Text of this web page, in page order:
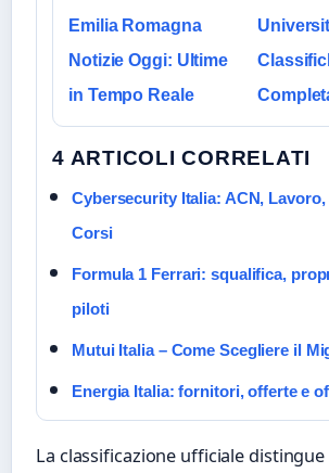
Emilia Romagna
Notizie Oggi: Ultime
in Tempo Reale
4 ARTICOLI CORRELATI
Cybersecurity Italia: ACN,
Corsi
Formula 1 Ferrari: squalifica,
piloti
Mutui Italia – Come Scegliere il
Energia Italia: fornitori, offerte e
La classificazione ufficiale